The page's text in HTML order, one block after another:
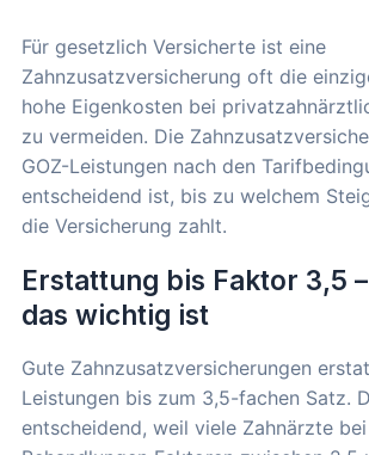
Für gesetzlich Versicherte ist eine
Zahnzusatzversicherung oft die
hohe Eigenkosten bei
zu vermeiden. Die
GOZ-Leistungen nach den
entscheidend ist, bis zu welchem
die Versicherung zahlt.
Erstattung bis Faktor 3,5
das wichtig ist
Gute Zahnzusatzversicherungen
Leistungen bis zum 3,5-fachen Satz.
entscheidend, weil viele Zahnärzte